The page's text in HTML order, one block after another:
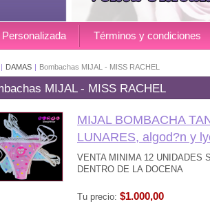
Términos y condiciones
| DAMAS | Bombachas MIJAL - MISS RACHEL
MIJAL - MISS RACHEL
MIJAL BOMBACHA
LUNARES, algod?n y
VENTA MINIMA 12 UNIDADES
DENTRO DE LA DOCENA
Tu precio: $1.000,00